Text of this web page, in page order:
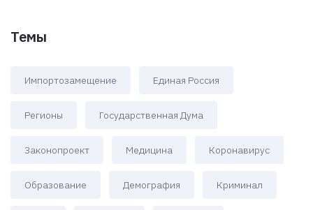
Темы
Импортозамещение Единая Россия
Регионы Государственная Дума
Законопроект Медицина Коронавирус
Образование Демография Криминал